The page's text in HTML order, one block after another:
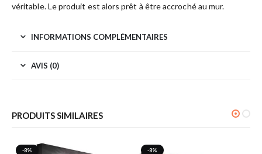
véritable. Le produit est alors prêt à être accroché au mur.
INFORMATIONS COMPLÉMENTAIRES
AVIS (0)
PRODUITS SIMILAIRES
-8% -8%